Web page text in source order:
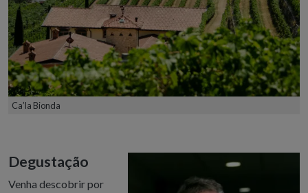
Ca’la Bionda
Degustação
Venha descobrir por